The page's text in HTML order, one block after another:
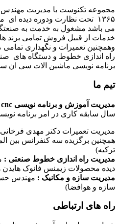
مجموعه تکنوست با مدیریت
۱۳۶۵ تحت نظارت ودوره دیده
می باشد مشغول به خدمت به
خدمات از قبیل فروش تمامی برند
وهمچنین تعمیرات و نگهداری
راه اندازی خطوط و دستگاه های
برنامه نویسی ماشین الات سی ان
تیم ما
مدیریت آموزش و برنامه نویسی cnc :
سال سابقه کاری در امر برنامه
مدیریت تعمیرات دکتر مهدی
همچنین برگزیده سه کنفرانس بین
ترکیه)
مدیریت راه اندازی خطوط صنعتی :
دیده محصولات زیمنس فانوک هایدن
مدیریت سازه و مکانیک : مهندس
سازه و هوافضا)
راه های ارتباطی